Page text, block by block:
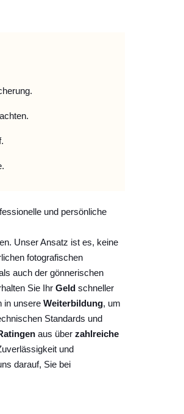
und persönliche
Unser Ansatz ist es, keine
fotografischen
auch der gönnerischen
Sie Ihr Geld schneller
in unsere Weiterbildung, um
Standards und
aus über zahlreiche
und
darauf, Sie bei